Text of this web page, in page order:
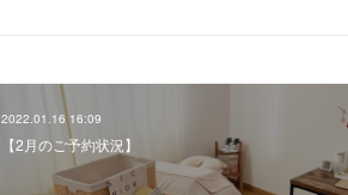
2022.01.16 16:09
【2月のご予約状況】